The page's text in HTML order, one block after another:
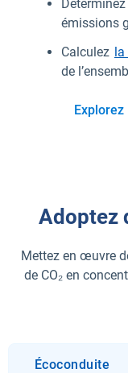
émissions
Calculez la
de
Adoptez
Mettez en œuvre
de CO₂ en
Écoconduite